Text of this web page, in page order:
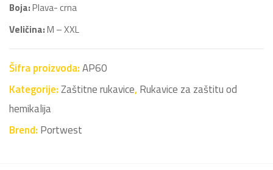
Boja:Plava- crna
Veličina:M – XXL
Šifra proizvoda:AP60
Kategorije:Zaštitne rukavice,Rukavice za zaštitu od
hemikalija
Brend: Portwest